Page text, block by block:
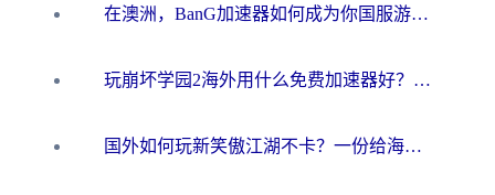
在澳洲，BanG加速器如何成为你国服游戏的“时光机”？
玩崩坏学园2海外用什么免费加速器好？2026海外党亲测国服游戏加速指南
国外如何玩新笑傲江湖不卡？一份给海外游子的终极网络指南